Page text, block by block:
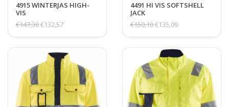
4915 WINTERJAS HIGH-
VIS
€147,30€132,57
4491 HI VIS SOFTSHELL
JACK
€150,10€135,09